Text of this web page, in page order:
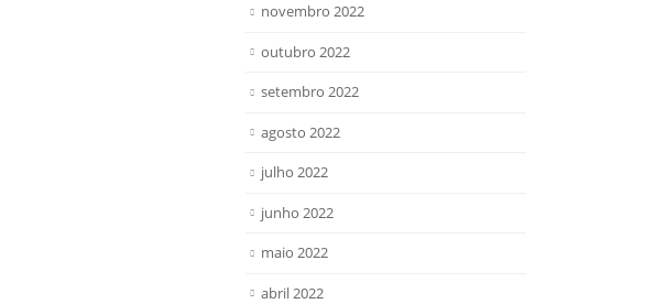
novembro 2022
outubro 2022
setembro 2022
agosto 2022
julho 2022
junho 2022
maio 2022
abril 2022